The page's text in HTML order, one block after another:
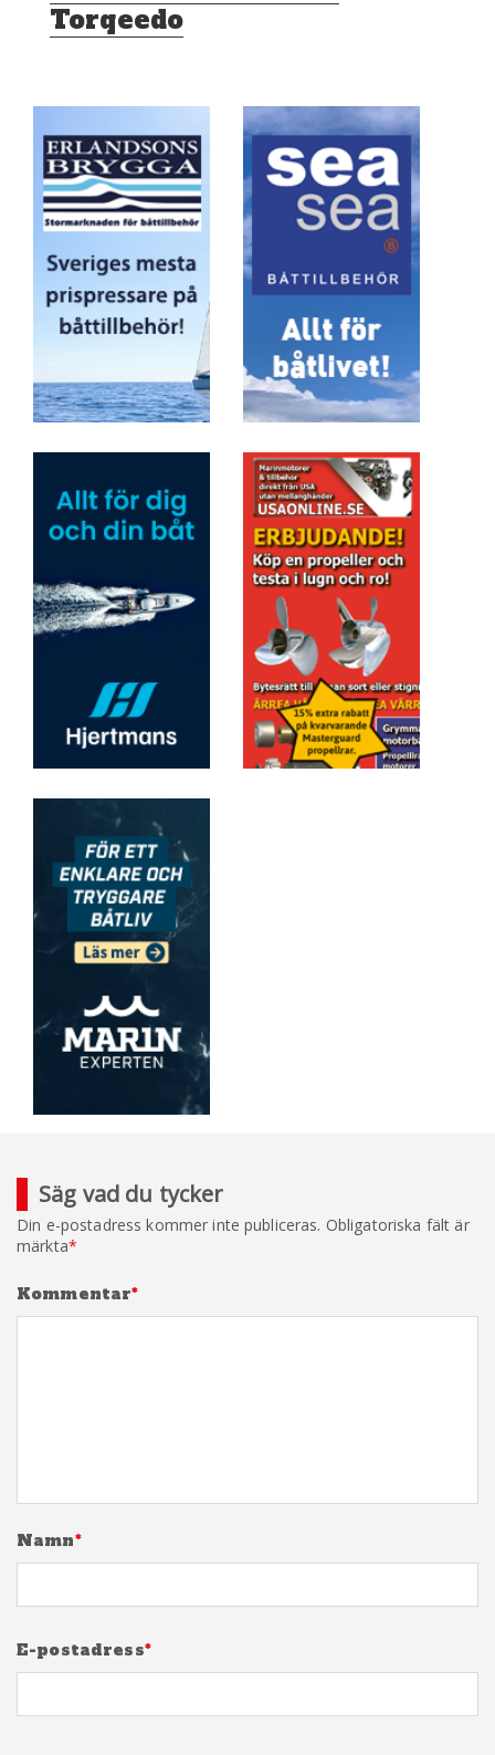
Torqeedo
Säg vad du tycker
Din e-postadress kommer inte publiceras. Obligatoriska fält är
märkta*
Kommentar*
Namn*
E-postadress*